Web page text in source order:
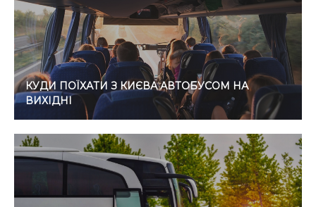
КУДИ ПОЇХАТИ З КИЄВА АВТОБУСОМ НА
ВИХІДНІ